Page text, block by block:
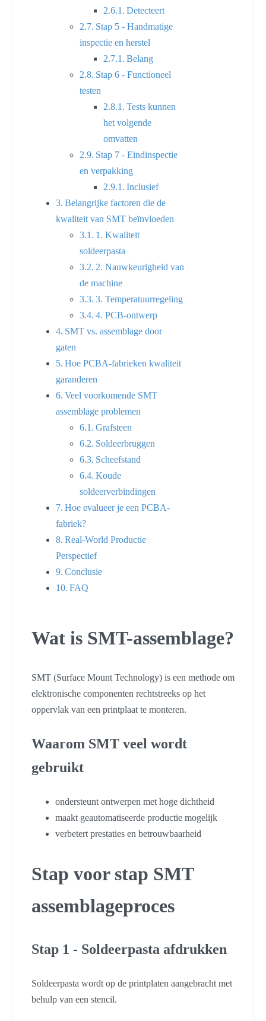
Detecteert
Stap 5 - Handmatige
inspectie en herstel
Belang
Stap 6 - Functioneel
testen
Tests kunnen
het volgende
omvatten
Stap 7 - Eindinspectie
en verpakking
Inclusief
Belangrijke factoren die de
kwaliteit van SMT beïnvloeden
1. Kwaliteit
soldeerpasta
2. Nauwkeurigheid van
de machine
3. Temperatuurregeling
4. PCB-ontwerp
SMT vs. assemblage door
gaten
Hoe PCBA-fabrieken kwaliteit
garanderen
Veel voorkomende SMT
assemblage problemen
Grafsteen
Soldeerbruggen
Scheefstand
Koude
soldeerverbindingen
Hoe evalueer je een PCBA-
fabriek?
Real-World Productie
Perspectief
Conclusie
FAQ
Wat is SMT-assemblage?
SMT (Surface Mount Technology) is een methode om
elektronische componenten rechtstreeks op het
oppervlak van een printplaat te monteren.
Waarom SMT veel wordt
gebruikt
ondersteunt ontwerpen met hoge dichtheid
maakt geautomatiseerde productie mogelijk
verbetert prestaties en betrouwbaarheid
Stap voor stap SMT
assemblageproces
Stap 1 - Soldeerpasta afdrukken
Soldeerpasta wordt op de printplaten aangebracht met
behulp van een stencil.